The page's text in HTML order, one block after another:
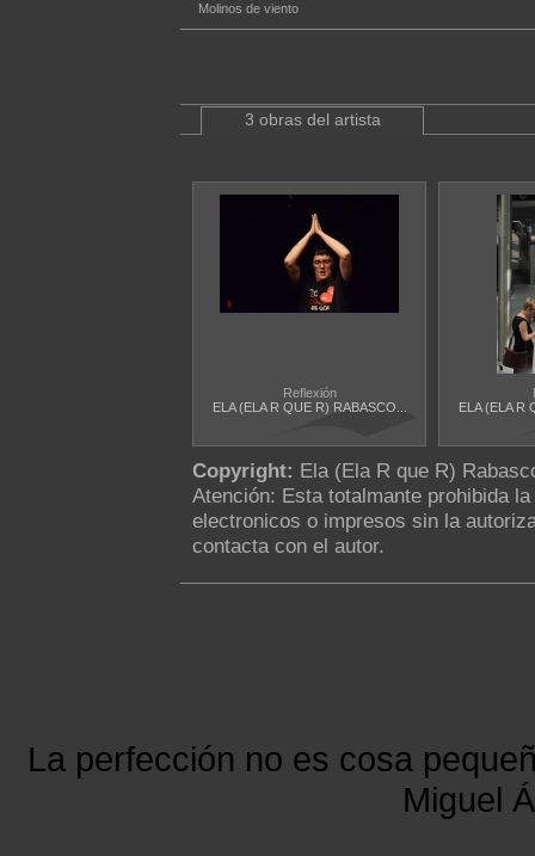
Molinos de viento
3 obras del artista
Reflexión
ELA (ELA R QUE R) RABASCO...
ELA (ELA R
Copyright: Ela (Ela R que R)
Atención: Esta totalmante prohibida
electronicos o impresos sin la
contacta con el autor.
La perfección no es cosa
Miguel